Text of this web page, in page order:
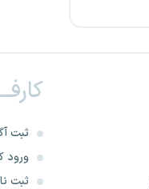
ثبت
ورود
ثبت